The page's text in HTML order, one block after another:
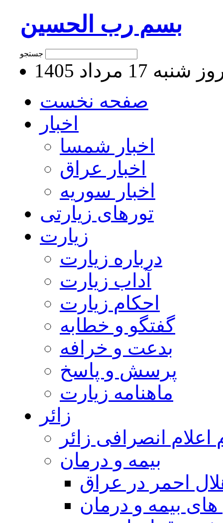
بسم رب الحسین
17 مرداد 1405
صفحه نخست
اخبار
اخبار شمسا
اخبار عراق
اخبار سوریه
تورهای زیارتی
زیارت
درباره زیارت
آداب زیارت
احکام زیارت
گفتگو و خطابه
بدعت و خرافه
پرسش و پاسخ
ماهنامه زیارت
زائر
اعلام انصرافی زائر
بيمه و درمان
احمر در عراق
بیمه و درمان